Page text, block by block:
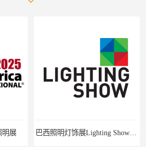
展 巴西照明灯饰展Lighting Show 2025